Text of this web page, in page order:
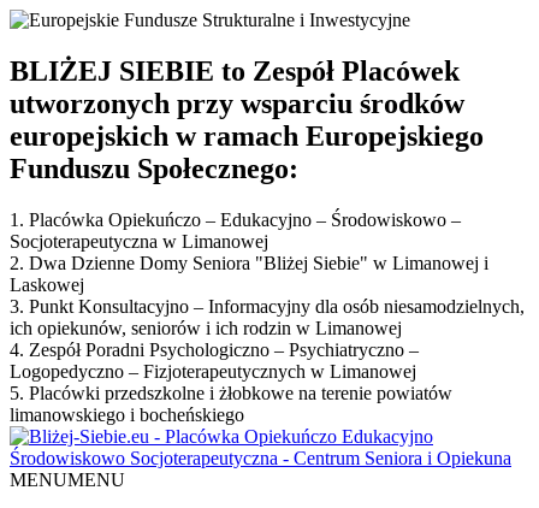
BLIŻEJ SIEBIE to Zespół Placówek
utworzonych przy wsparciu środków
europejskich w ramach Europejskiego
Funduszu Społecznego:
1. Placówka Opiekuńczo – Edukacyjno – Środowiskowo –
Socjoterapeutyczna w Limanowej
2. Dwa Dzienne Domy Seniora "Bliżej Siebie" w Limanowej i
Laskowej
3. Punkt Konsultacyjno – Informacyjny dla osób niesamodzielnych,
ich opiekunów, seniorów i ich rodzin w Limanowej
4. Zespół Poradni Psychologiczno – Psychiatryczno –
Logopedyczno – Fizjoterapeutycznych w Limanowej
5. Placówki przedszkolne i żłobkowe na terenie powiatów
limanowskiego i bocheńskiego
MENUMENU